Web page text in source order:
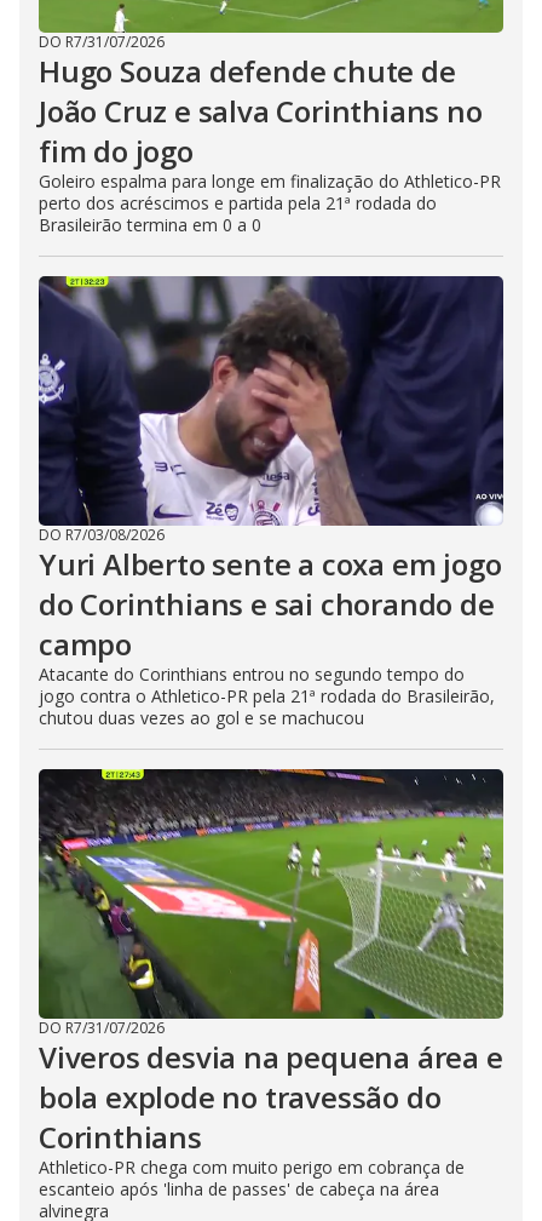
DO R7/31/07/2026
Hugo Souza defende chute de
João Cruz e salva Corinthians no
fim do jogo
Goleiro espalma para longe em finalização do Athletico-PR
perto dos acréscimos e partida pela 21ª rodada do
Brasileirão termina em 0 a 0
DO R7/03/08/2026
Yuri Alberto sente a coxa em jogo
do Corinthians e sai chorando de
campo
Atacante do Corinthians entrou no segundo tempo do
jogo contra o Athletico-PR pela 21ª rodada do Brasileirão,
chutou duas vezes ao gol e se machucou
DO R7/31/07/2026
Viveros desvia na pequena área e
bola explode no travessão do
Corinthians
Athletico-PR chega com muito perigo em cobrança de
escanteio após 'linha de passes' de cabeça na área
alvinegra